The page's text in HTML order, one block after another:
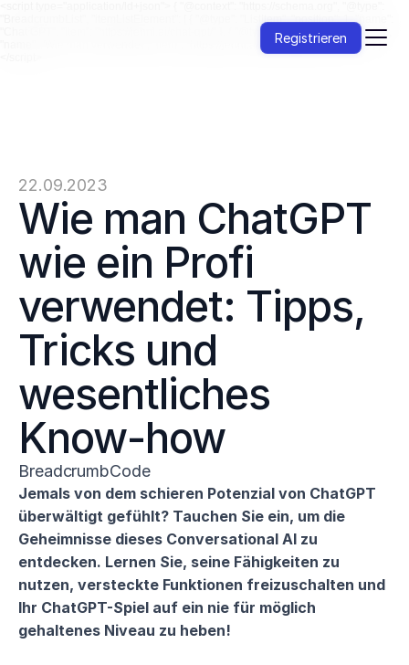
"BreadcrumbList", "itemListElement": [ { "@type": "ListItem", "position": 1, "name":
"Chat GPT", "item": "https://jenni.ai/chat-gpt/" }, { "@type": "ListItem", "position": 2,
"name": "Wie man verwendet", "item": "https://jenni.ai/chat-gpt/how-to-use" } ] }
22.09.2023
Wie man ChatGPT
wie ein Profi
verwendet: Tipps,
Tricks und
wesentliches
Know-how
BreadcrumbCode
Jemals von dem schieren Potenzial von ChatGPT
überwältigt gefühlt? Tauchen Sie ein, um die
Geheimnisse dieses Conversational AI zu
entdecken. Lernen Sie, seine Fähigkeiten zu
nutzen, versteckte Funktionen freizuschalten und
Ihr ChatGPT-Spiel auf ein nie für möglich
gehaltenes Niveau zu heben!
Registrieren